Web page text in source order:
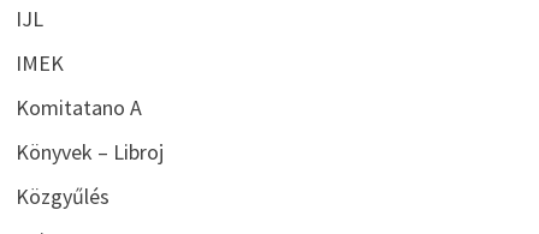
IJL
IMEK
Komitatano A
Könyvek – Libroj
Közgyűlés